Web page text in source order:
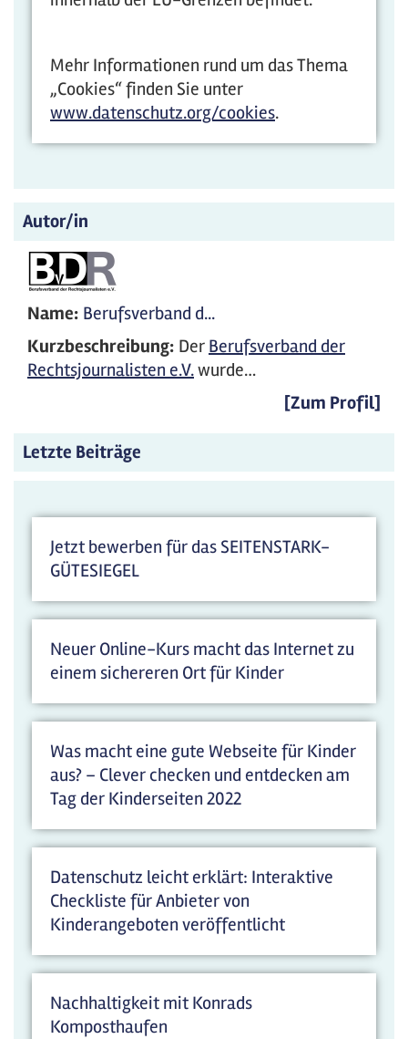
Mehr Informationen rund um das Thema
„Cookies“ finden Sie unter
www.datenschutz.org/cookies.
Autor/in
Name: Berufsverband d...
Kurzbeschreibung: Der Berufsverband der
Rechtsjournalisten e.V.wurde…
[Zum Profil]
Letzte Beiträge
Jetzt bewerben für das SEITENSTARK-
GÜTESIEGEL
Neuer Online-Kurs macht das Internet zu
einem sichereren Ort für Kinder
Was macht eine gute Webseite für Kinder
aus? – Clever checken und entdecken am
Tag der Kinderseiten 2022
Datenschutz leicht erklärt: Interaktive
Checkliste für Anbieter von
Kinderangeboten veröffentlicht
Nachhaltigkeit mit Konrads
Komposthaufen